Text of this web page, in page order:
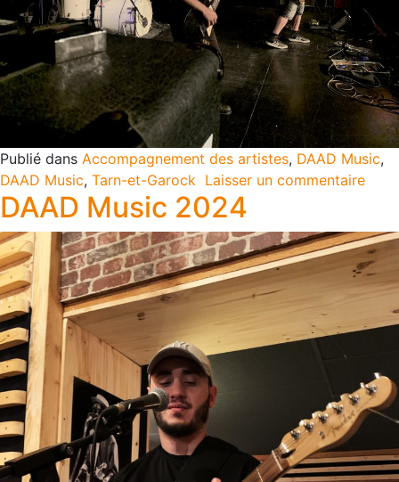
Publié dans Accompagnement des artistes, DAAD Music,
DAAD Music, Tarn-et-Garock Laisser un commentaire
DAAD Music 2024